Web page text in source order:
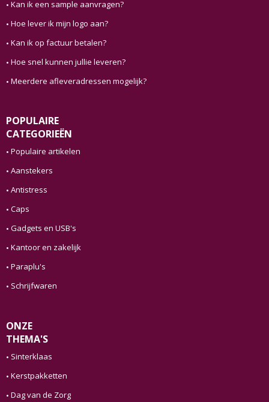
Kan ik een sample aanvragen?
Hoe lever ik mijn logo aan?
Kan ik op factuur betalen?
Hoe snel kunnen jullie leveren?
Meerdere afleveradressen mogelijk?
POPULAIRE
CATEGORIEËN
Populaire artikelen
Aanstekers
Antistress
Caps
Gadgets en USB's
Kantoor en zakelijk
Paraplu's
Schrijfwaren
ONZE
THEMA'S
Sinterklaas
Kerstpakketten
Dag van de Zorg